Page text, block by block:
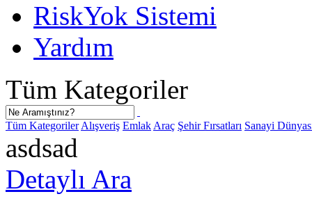
RiskYok Sistemi
Yardım
Tüm Kategoriler
Tüm Kategoriler Alışveriş Emlak Araç Şehir Fırsatları Sanayi
asdsad
Detaylı Ara